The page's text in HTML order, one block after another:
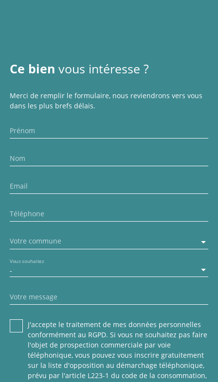
Ce bien vous intéresse ?
Merci de remplir le formulaire, nous reviendrons vers vous
dans les plus brefs délais.
Prénom
Nom
Email
Téléphone
Votre commune
-
Vous souhaitez
Votre message
J'accepte le traitement de mes données personnelles
conformément au RGPD. Si vous ne souhaitez pas faire
l'objet de prospection commerciale par voie
téléphonique, vous pouvez vous inscrire gratuitement
sur la liste d'opposition au démarchage téléphonique,
prévu par l'article L223-1 du code de la consommation,